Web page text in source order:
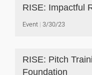
RISE: Impactful
Event 3/30/23
RISE: Pitch
Foundation